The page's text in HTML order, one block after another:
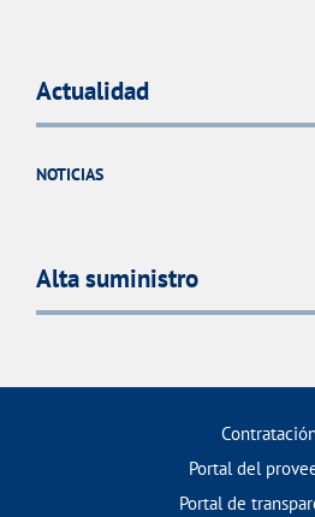
Actualidad
NOTICIAS
Alta suministro
Portal del
Portal de